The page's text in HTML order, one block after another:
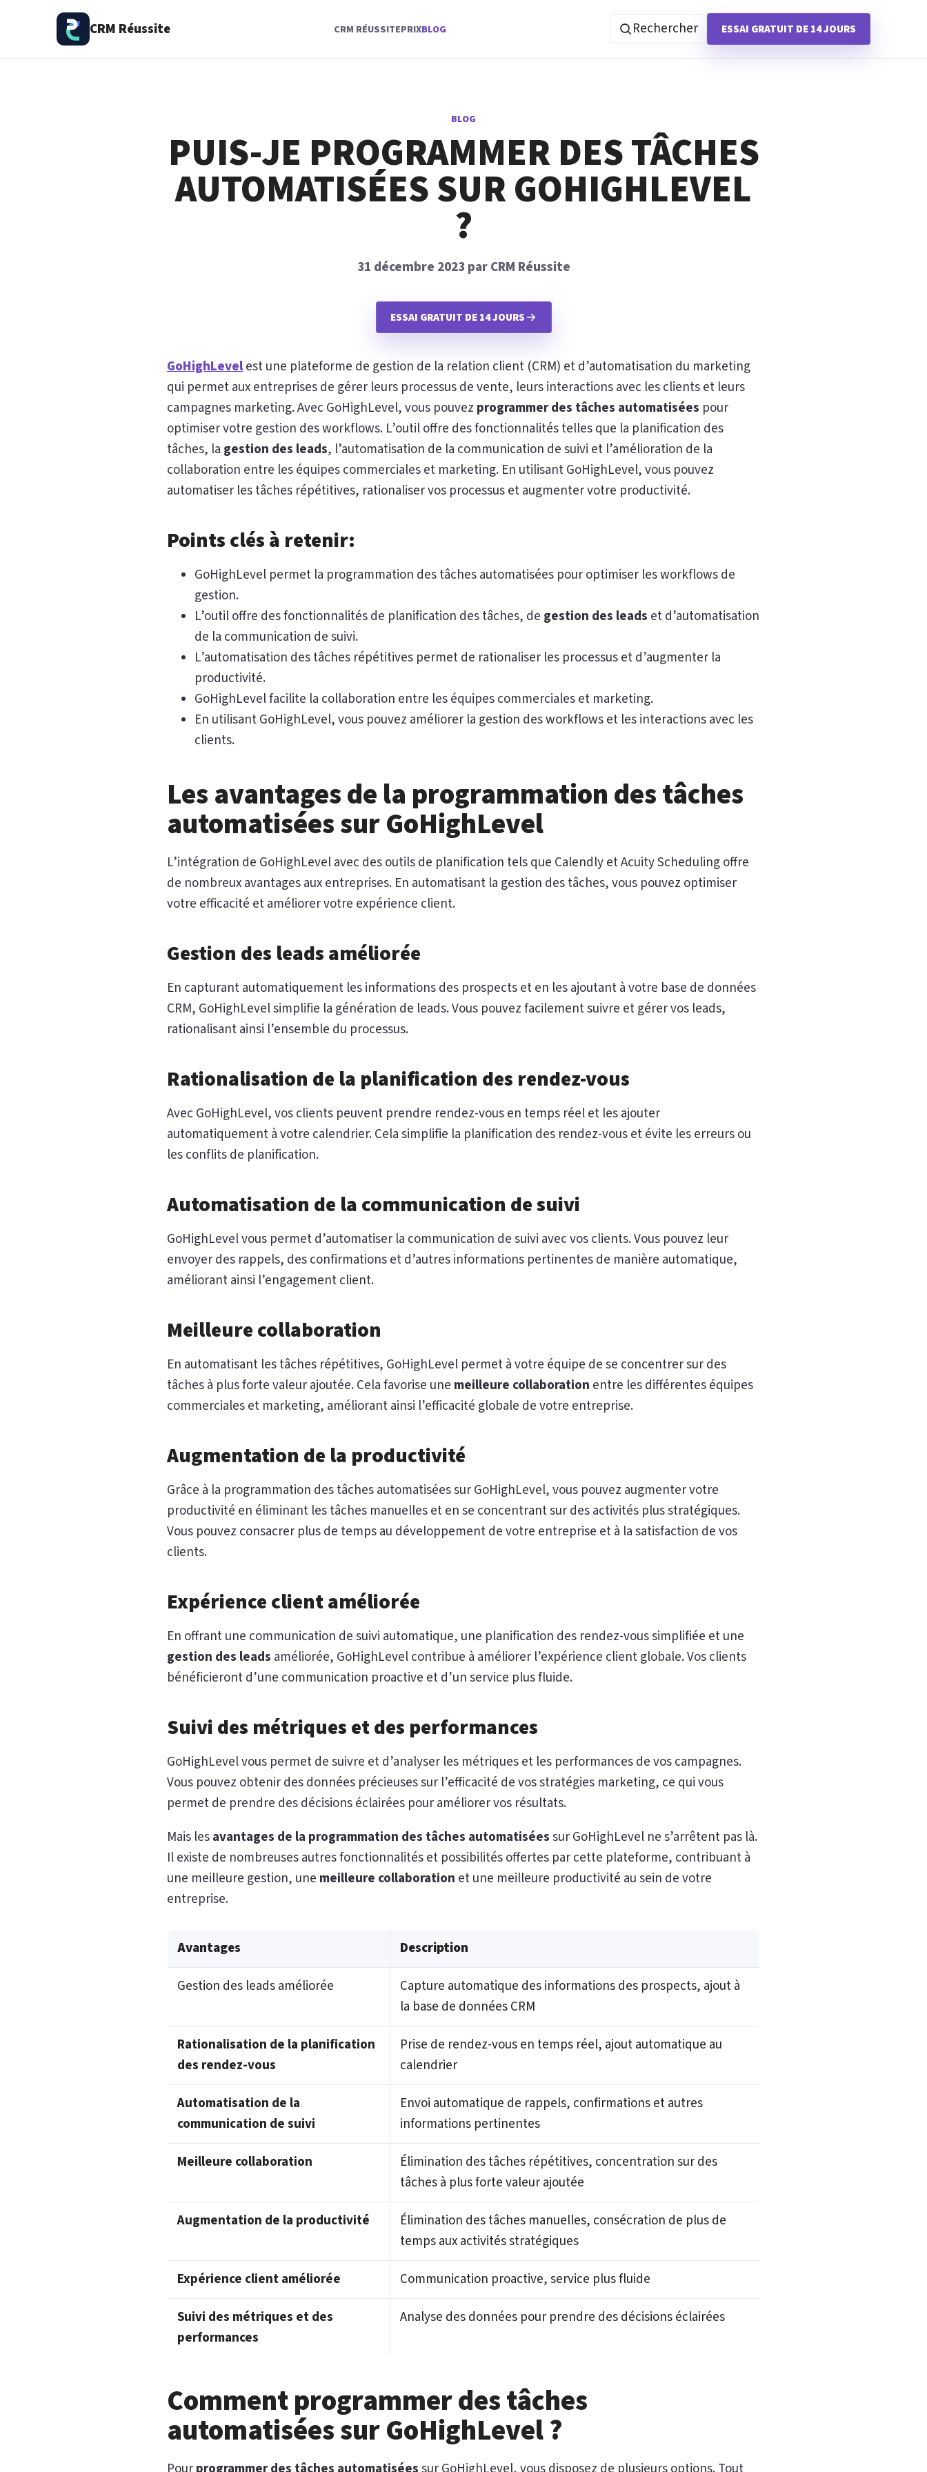
CRM Réussite CRM RÉUSSITEPRIXBLOG Rechercher ESSAI GRATUIT DE 14 JOURS
BLOG
PUIS-JE PROGRAMMER DES TÂCHES
AUTOMATISÉES SUR GOHIGHLEVEL
?
31 décembre 2023 par CRM Réussite
ESSAI GRATUIT DE 14 JOURS
GoHighLevelest une plateforme de gestion de la relation client (CRM) et d’automatisation du marketing
qui permet aux entreprises de gérer leurs processus de vente, leurs interactions avec les clients et leurs
campagnes marketing. Avec GoHighLevel, vous pouvez programmer des tâches automatisées pour
optimiser votre gestion des workflows. L’outil offre des fonctionnalités telles que la planification des
tâches, la gestion des leads, l’automatisation de la communication de suivi et l’amélioration de la
collaboration entre les équipes commerciales et marketing. En utilisant GoHighLevel, vous pouvez
automatiser les tâches répétitives, rationaliser vos processus et augmenter votre productivité.
Points clés à retenir:
GoHighLevel permet la programmation des tâches automatisées pour optimiser les workflows de
gestion.
L’outil offre des fonctionnalités de planification des tâches, de gestion des leads et d’automatisation
de la communication de suivi.
L’automatisation des tâches répétitives permet de rationaliser les processus et d’augmenter la
productivité.
GoHighLevel facilite la collaboration entre les équipes commerciales et marketing.
En utilisant GoHighLevel, vous pouvez améliorer la gestion des workflows et les interactions avec les
clients.
Les avantages de la programmation des tâches
automatisées sur GoHighLevel
L’intégration de GoHighLevel avec des outils de planification tels que Calendly et Acuity Scheduling offre
de nombreux avantages aux entreprises. En automatisant la gestion des tâches, vous pouvez optimiser
votre efficacité et améliorer votre expérience client.
Gestion des leads améliorée
En capturant automatiquement les informations des prospects et en les ajoutant à votre base de données
CRM, GoHighLevel simplifie la génération de leads. Vous pouvez facilement suivre et gérer vos leads,
rationalisant ainsi l’ensemble du processus.
Rationalisation de la planification des rendez-vous
Avec GoHighLevel, vos clients peuvent prendre rendez-vous en temps réel et les ajouter
automatiquement à votre calendrier. Cela simplifie la planification des rendez-vous et évite les erreurs ou
les conflits de planification.
Automatisation de la communication de suivi
GoHighLevel vous permet d’automatiser la communication de suivi avec vos clients. Vous pouvez leur
envoyer des rappels, des confirmations et d’autres informations pertinentes de manière automatique,
améliorant ainsi l’engagement client.
Meilleure collaboration
En automatisant les tâches répétitives, GoHighLevel permet à votre équipe de se concentrer sur des
tâches à plus forte valeur ajoutée. Cela favorise une meilleure collaboration entre les différentes équipes
commerciales et marketing, améliorant ainsi l’efficacité globale de votre entreprise.
Augmentation de la productivité
Grâce à la programmation des tâches automatisées sur GoHighLevel, vous pouvez augmenter votre
productivité en éliminant les tâches manuelles et en se concentrant sur des activités plus stratégiques.
Vous pouvez consacrer plus de temps au développement de votre entreprise et à la satisfaction de vos
clients.
Expérience client améliorée
En offrant une communication de suivi automatique, une planification des rendez-vous simplifiée et une
gestion des leads améliorée, GoHighLevel contribue à améliorer l’expérience client globale. Vos clients
bénéficieront d’une communication proactive et d’un service plus fluide.
Suivi des métriques et des performances
GoHighLevel vous permet de suivre et d’analyser les métriques et les performances de vos campagnes.
Vous pouvez obtenir des données précieuses sur l’efficacité de vos stratégies marketing, ce qui vous
permet de prendre des décisions éclairées pour améliorer vos résultats.
Mais lesavantages de la programmation des tâches automatiséessur GoHighLevel ne s’arrêtent pas là.
Il existe de nombreuses autres fonctionnalités et possibilités offertes par cette plateforme, contribuant à
une meilleure gestion, une meilleure collaboration et une meilleure productivité au sein de votre
entreprise.
Avantages Description
Gestion des leads améliorée
Capture automatique des informations des prospects, ajout à
la base de données CRM
Rationalisation de la planification
des rendez-vous
Prise de rendez-vous en temps réel, ajout automatique au
calendrier
Automatisation de la
communication de suivi
Envoi automatique de rappels, confirmations et autres
informations pertinentes
Meilleure collaboration
Élimination des tâches répétitives, concentration sur des
tâches à plus forte valeur ajoutée
Augmentation de la productivité
Élimination des tâches manuelles, consécration de plus de
temps aux activités stratégiques
Expérience client améliorée Communication proactive, service plus fluide
Suivi des métriques et des
performances
Analyse des données pour prendre des décisions éclairées
Comment programmer des tâches
automatisées sur GoHighLevel ?